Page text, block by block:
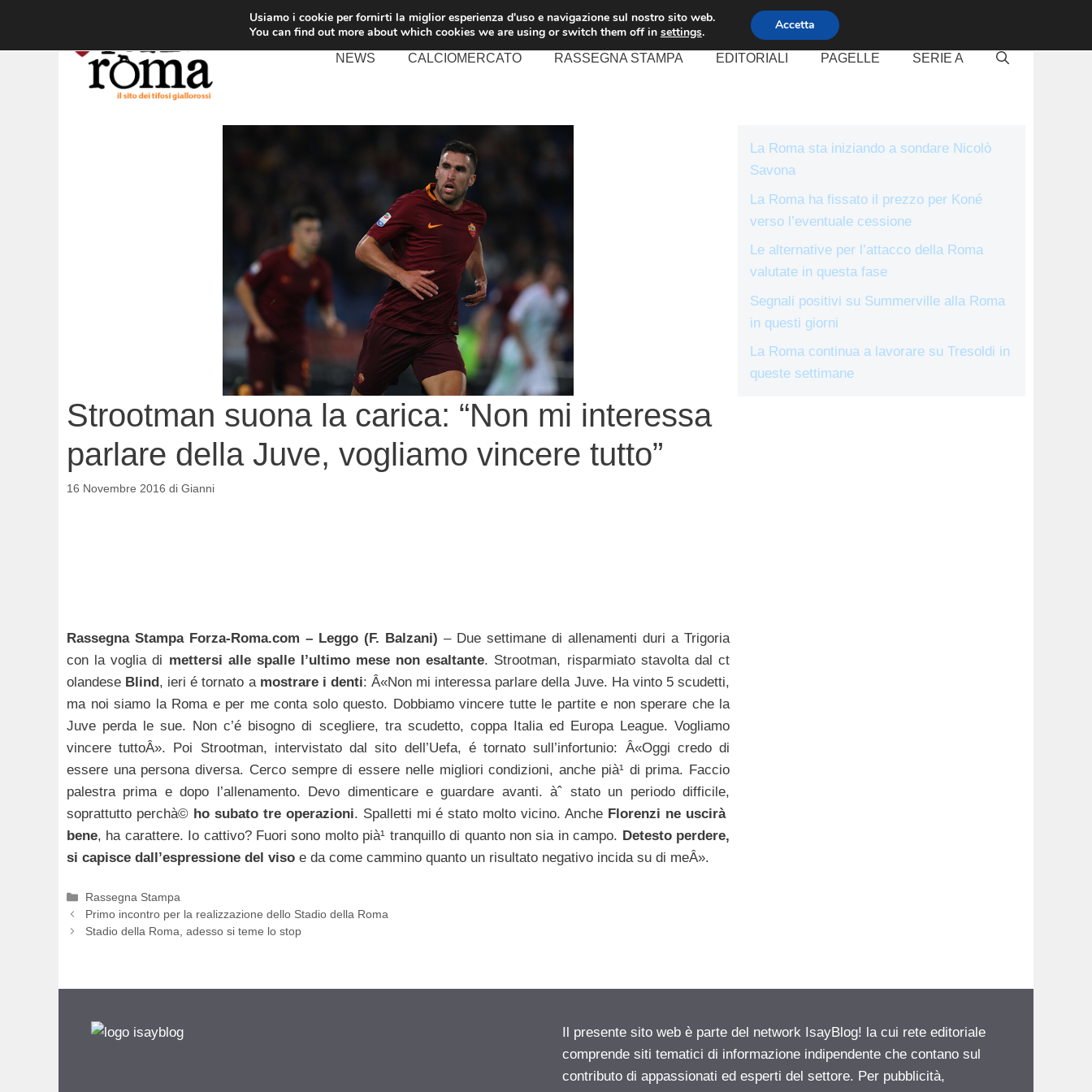
contenuto
NEWS CALCIOMERCATO RASSEGNA STAMPA EDITORIALI PAGELLE SERIE A
Strootman suona la carica: “Non mi interessa
parlare della Juve, vogliamo vincere tutto”
16 Novembre 2016 di Gianni
Rassegna Stampa Forza-Roma.com – Leggo (F. Balzani) – Due settimane di allenamenti duri a Trigoria
con la voglia di mettersi alle spalle l’ultimo mese non esaltante. Strootman, risparmiato stavolta dal ct
olandese Blind, ieri é tornato a mostrare i denti: Â«Non mi interessa parlare della Juve. Ha vinto 5 scudetti,
ma noi siamo la Roma e per me conta solo questo. Dobbiamo vincere tutte le partite e non sperare che la
Juve perda le sue. Non c’é bisogno di scegliere, tra scudetto, coppa Italia ed Europa League. Vogliamo
vincere tuttoÂ». Poi Strootman, intervistato dal sito dell’Uefa, é tornato sull’infortunio: Â«Oggi credo di
essere una persona diversa. Cerco sempre di essere nelle migliori condizioni, anche pià¹ di prima. Faccio
palestra prima e dopo l’allenamento. Devo dimenticare e guardare avanti. àˆ stato un periodo difficile,
soprattutto perchà©ho subato tre operazioni. Spalletti mi é stato molto vicino. Anche Florenzi ne uscirà
bene, ha carattere. Io cattivo? Fuori sono molto pià¹ tranquillo di quanto non sia in campo. Detesto perdere,
si capisce dall’espressione del viso e da come cammino quanto un risultato negativo incida su di meÂ».
Categorie
Rassegna Stampa
Primo incontro per la realizzazione dello Stadio della Roma
Stadio della Roma, adesso si teme lo stop
La Roma sta iniziando a sondare Nicolò
Savona
La Roma ha fissato il prezzo per Koné
verso l’eventuale cessione
Le alternative per l’attacco della Roma
valutate in questa fase
Segnali positivi su Summerville alla Roma
in questi giorni
La Roma continua a lavorare su Tresoldi in
queste settimane
Il presente sito web è parte del network IsayBlog! la cui rete editoriale
comprende siti tematici di informazione indipendente che contano sul
contributo di appassionati ed esperti del settore. Per pubblicità,
Usiamo i cookie per fornirti la miglior esperienza d'uso e navigazione sul nostro sito web.
You can find out more about which cookies we are using or switch them off in settings. Accetta